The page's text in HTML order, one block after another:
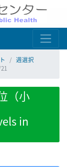
週選択
（小
in